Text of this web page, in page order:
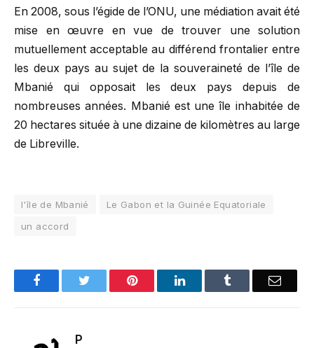
En 2008, sous l’égide de l’ONU, une médiation avait été
mise en œuvre en vue de trouver une solution
mutuellement acceptable au différend frontalier entre
les deux pays au sujet de la souveraineté de l’île de
Mbanié qui opposait les deux pays depuis de
nombreuses années. Mbanié est une île inhabitée de
20 hectares située à une dizaine de kilomètres au large
de Libreville.
l'île de Mbanié
Le Gabon et la Guinée Equatoriale
un accord
FacebookTwitter Pinterest LinkedInTumblr Email
P